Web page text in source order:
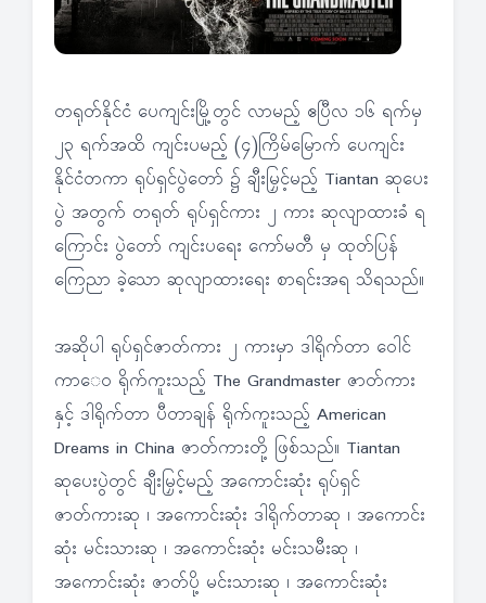
တရုတ်နိုင်ငံ ပေကျင်းမြို့တွင် လာမည့် ဧပြီလ ၁၆ ရက်မှ
၂၃ ရက်အထိ ကျင်းပမည့် (၄)ကြိမ်မြောက် ပေကျင်း
နိုင်ငံတကာ ရုပ်ရှင်ပွဲတော် ၌ ချီးမြှင့်မည့် Tiantan ဆုပေး
ပွဲ အတွက် တရုတ် ရုပ်ရှင်ကား ၂ ကား ဆုလျာထားခံ ရ
ကြောင်း ပွဲတော် ကျင်းပရေး ကော်မတီ မှ ထုတ်ပြန်
ကြေညာ ခဲ့သော ဆုလျာထားရေး စာရင်းအရ သိရသည်။
အဆိုပါ ရုပ်ရှင်ဇာတ်ကား ၂ ကားမှာ ဒါရိုက်တာ ဝေါင်
ကာေ၀ ရိုက်ကူးသည့် The Grandmaster ဇာတ်ကား
နှင့် ဒါရိုက်တာ ပီတာချန် ရိုက်ကူးသည့် American
Dreams in China ဇာတ်ကားတို့ ဖြစ်သည်။ Tiantan
ဆုပေးပွဲတွင် ချီးမြှင့်မည့် အကောင်းဆုံး ရုပ်ရှင်
ဇာတ်ကားဆု ၊ အကောင်းဆုံး ဒါရိုက်တာဆု ၊ အကောင်း
ဆုံး မင်းသားဆု ၊ အကောင်းဆုံး မင်းသမီးဆု ၊
အကောင်းဆုံး ဇာတ်ပို့ မင်းသားဆု ၊ အကောင်းဆုံး